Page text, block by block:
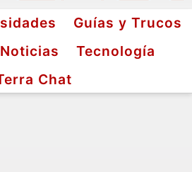
Guías y Trucos
Noticias
Tecnología
Chat